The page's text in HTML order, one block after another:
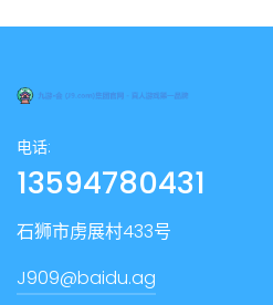
电话:
13594780431
石狮市虏展村433号
J909@baidu.ag